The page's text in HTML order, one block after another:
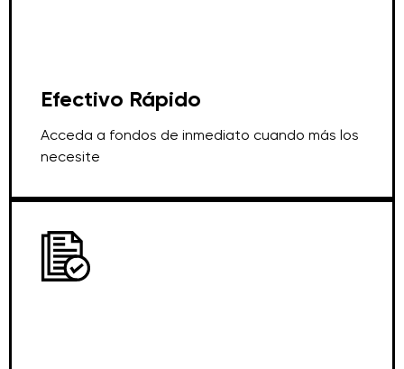
Efectivo Rápido
Acceda a fondos de inmediato cuando más los
necesite